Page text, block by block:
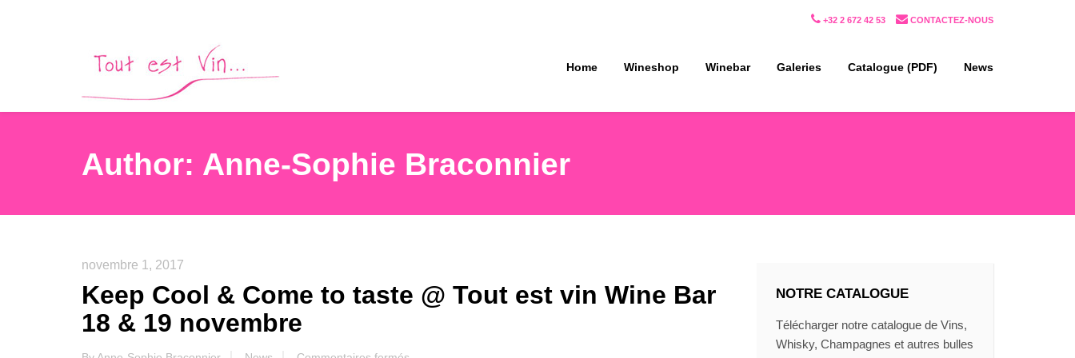
+32 2 672 42 53 CONTACTEZ-NOUS
Home Wineshop Winebar Galeries Catalogue (PDF) News
Author: Anne-Sophie Braconnier
novembre 1, 2017
Keep Cool & Come to taste @ Tout est vin Wine Bar
18 & 19 novembre
NOTRE CATALOGUE
Télécharger notre catalogue de Vins,
Whisky, Champagnes et autres bulles